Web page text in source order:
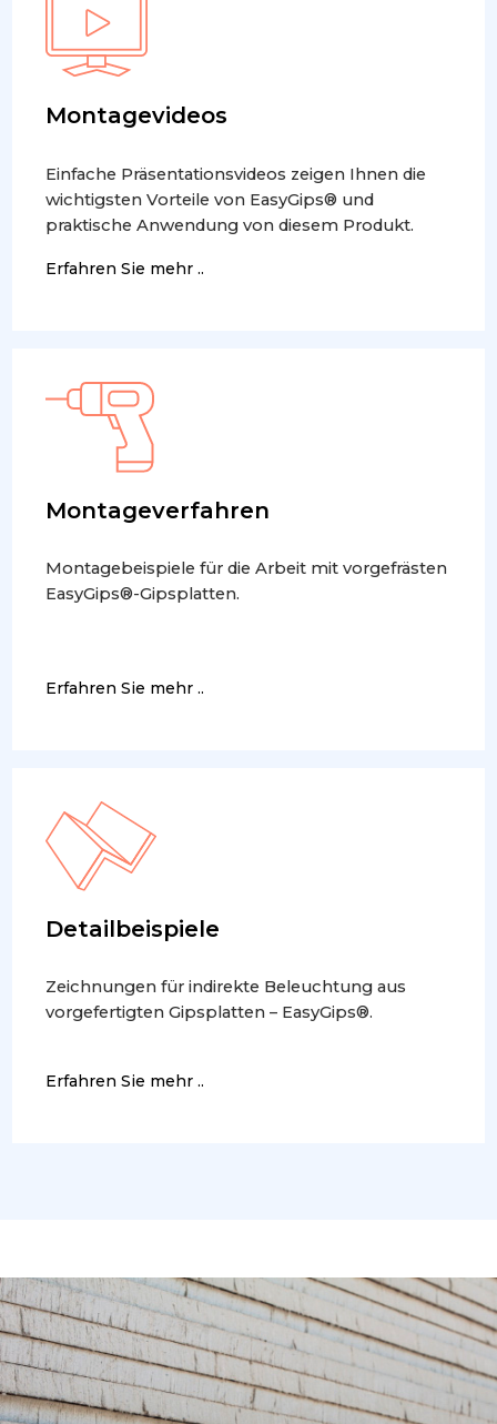
Montagevideos
Einfache Präsentationsvideos zeigen Ihnen die
wichtigsten Vorteile von EasyGips® und
praktische Anwendung von diesem Produkt.
Erfahren Sie mehr ..
Montageverfahren
Montagebeispiele für die Arbeit mit vorgefrästen
EasyGips®-Gipsplatten.
Erfahren Sie mehr ..
Detailbeispiele
Zeichnungen für indirekte Beleuchtung aus
vorgefertigten Gipsplatten – EasyGips®.
Erfahren Sie mehr ..